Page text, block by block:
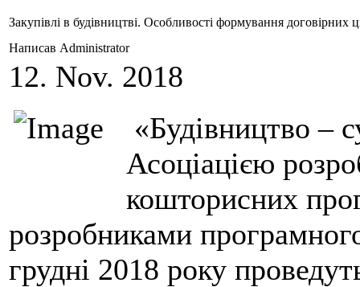
Закупівлі в будівництві. Особливості формування договірних
Написав Administrator
12. Nov. 2018
«Будівництво –
Асоціацією
кошторисних
розробниками
грудні 2018 року